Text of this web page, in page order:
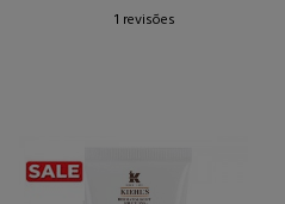
1 revisões